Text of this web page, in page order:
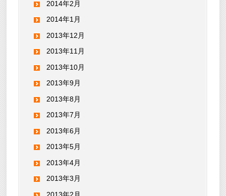
2014年2月
2014年1月
2013年12月
2013年11月
2013年10月
2013年9月
2013年8月
2013年7月
2013年6月
2013年5月
2013年4月
2013年3月
2013年2月